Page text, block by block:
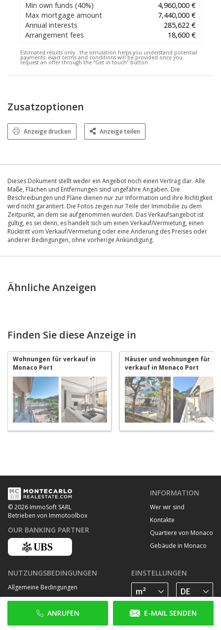
Min own funds (40%)
4,960,000 €
Max mortgage amount
7,440,000 €
Annual interests
285,622 €
Arrangement fees
18,600 €
Estimated results only : the simulation helps you understand potential
payments; exact terms and conditions will be provided once you
request an offer through the “Get in touch” button
ANRUFEN E-MAIL SENDEN
Zusatzoptionen
Anzeige drucken Anzeige teilen
Dieses Dokument stellt weder ein Angebot noch einen Vertrag dar. Alle
Maße, Flächen und Entfernungen sind ungefähre Angaben. Die
Beschreibungen und Pläne dienen nur zur Information und ihre Richtigkeit
wird nicht garantiert. Die Fotos zeigen nur Teile der Immobilie zu dem
Zeitpunkt, an dem sie aufgenommen wurden. Das Verkaufsangebot ist
gültig, es sei denn, es handelt sich um einen Verkauf/Vermietung, einen
Rücktritt vom Verkauf/Vermietung oder eine Änderung des Preises oder
anderer Bedingungen, ohne vorherige Ankündigung.
Ähnliche Anzeigen
Finden Sie diese Anzeige in
Wohnungen für verkauf in
Monaco Port
Häuser und wohnungen für
verkauf in Monaco Port
© 2026 ImmoSoft SARL
Betrieben von Immotoolbox
OUR BANKING PARTNER
INFORMATION
Wer wir sind
Kontakte
Quartiere von Monaco
Gebäude in Monaco
NUTZUNGSBEDINGUNGEN
Allgemeine Bedingungen
Datenschutz Bestimmungen
Cookie Richtlinie
EINSTELLUNGEN
FOLGE UNS AUF